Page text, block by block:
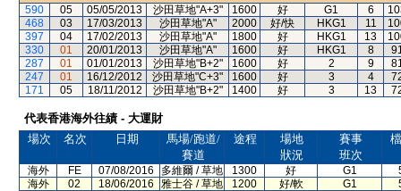
590
05 05/05/2013 沙田草地"A+3" 1600 好 G1 6
468
03 17/03/2013 沙田草地"A" 2000 好/快 HKG1 11
397
04 17/02/2013 沙田草地"A" 1800 好 HKG1 13
330
01 20/01/2013 沙田草地"A" 1600 好 HKG1 8
287
01 01/01/2013 沙田草地"B+2" 1600 好 2 9
247
01 16/12/2012 沙田草地"C+3" 1600 好 3 4
171
05 18/11/2012 沙田草地"B+2" 1400 好 3 13
代表香港海外往績 - 大運財
場次
名次 日期
馬場/跑道/
賽道
途程
場地
狀況
賽事
班次
海外 FE 07/08/2016 多維爾 / 草地 1300 好 G1
海外
02 18/06/2016 雅士谷 / 草地 1200 好/軟 G1